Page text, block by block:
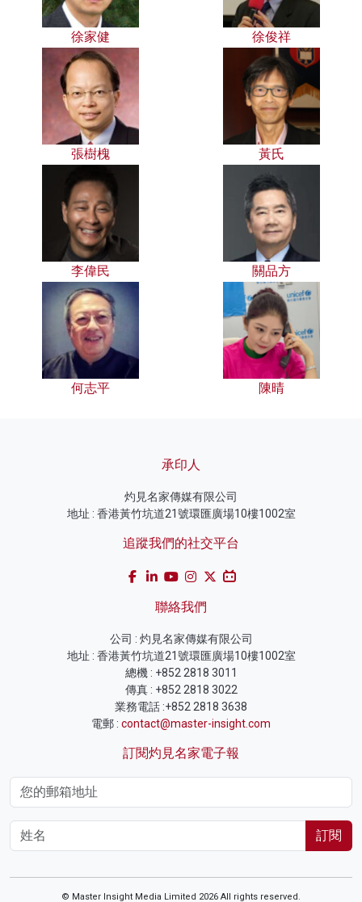
徐家健 徐俊祥
張樹槐 黃氏
李偉民 關品方
何志平 陳晴
承印人
灼見名家傳媒有限公司
地址 : 香港黃竹坑道21號環匯廣場10樓1002室
追蹤我們的社交平台
聯絡我們
公司 : 灼見名家傳媒有限公司
地址 : 香港黃竹坑道21號環匯廣場10樓1002室
總機 : +852 2818 3011
傳真 : +852 2818 3022
業務電話 :+852 2818 3638
電郵 : contact@master-insight.com
訂閱灼見名家電子報
訂閱
© Master Insight Media Limited 2026 All rights reserved.